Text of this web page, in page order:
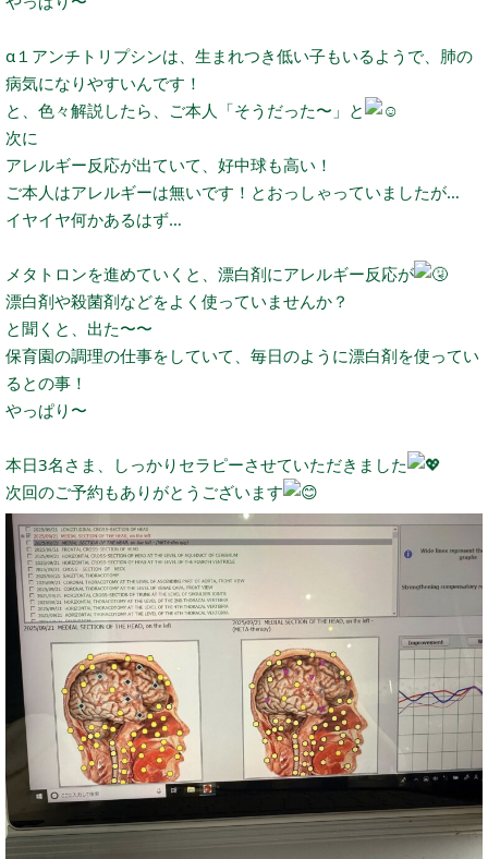
α１アンチトリプシンは、生まれつき低い子もいるようで、肺の
病気になりやすいんです！
と、色々解説したら、ご本人「そうだった〜」と
次に
アレルギー反応が出ていて、好中球も高い！
ご本人はアレルギーは無いです！とおっしゃっていましたが…
イヤイヤ何かあるはず…
メタトロンを進めていくと、漂白剤にアレルギー反応が
漂白剤や殺菌剤などをよく使っていませんか？
と聞くと、出た〜〜
保育園の調理の仕事をしていて、毎日のように漂白剤を使ってい
るとの事！
やっぱり〜
本日3名さま、しっかりセラピーさせていただきました
次回のご予約もありがとうございます